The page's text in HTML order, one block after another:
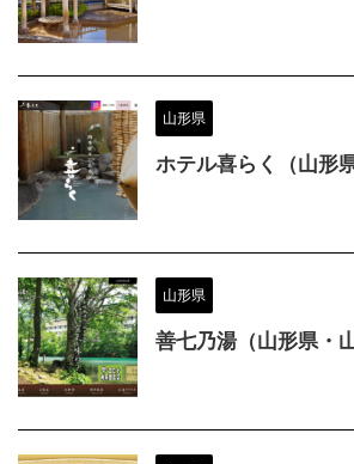
山形県
ホテル喜らく（山形
山形県
善七乃湯（山形県・